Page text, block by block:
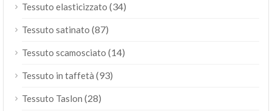
Tessuto elasticizzato (34)
Tessuto satinato (87)
Tessuto scamosciato (14)
Tessuto in taffetà (93)
Tessuto Taslon (28)